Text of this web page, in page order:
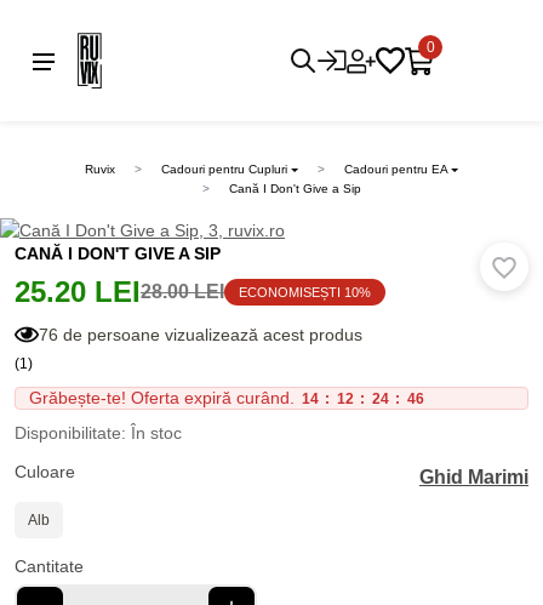
0
Ruvix Cadouri pentru Cupluri
Cadouri pentru EA
Cană I Don't Give a Sip
CANĂ I DON'T GIVE A SIP
25.20 LEI28.00 LEI ECONOMISEȘTI 10%
76 de persoane vizualizează acest produs
(1)
Grăbește-te! Oferta expiră curând. 14 : 12 : 24 : 46
Disponibilitate: În stoc
Culoare
Ghid Marimi
Alb
Cantitate